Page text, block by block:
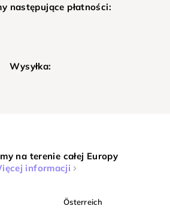
następujące płatności:
Wysyłka:
na terenie całej Europy
informacji
Österreich